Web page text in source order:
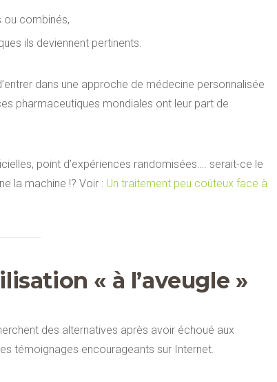
ou combinés,
ils deviennent pertinents.
dans une approche de médecine personnalisée
pharmaceutiques mondiales ont leur part de
point d’expériences randomisées…. serait-ce le
la machine !? Voir : Un traitement peu coûteux face à
« à l’aveugle »
des alternatives après avoir échoué aux
témoignages encourageants sur Internet.